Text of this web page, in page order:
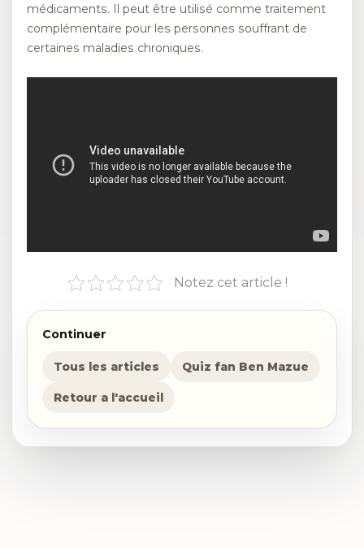
médicaments. Il peut être utilisé comme traitement
complémentaire pour les personnes souffrant de
certaines maladies chroniques.
Notez cet article !
Continuer
Tous les articles Quiz fan Ben Mazue
Retour a l'accueil